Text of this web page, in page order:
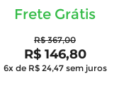
Frete Grátis
R$ 367,00
R$ 146,80
6x de R$ 24,47 sem juros